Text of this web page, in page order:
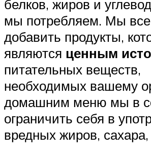
белков, жиров и
мы потребляем. Мы
добавить продукты,
являются ценным
питательных веществ,
необходимых вашему
домашним меню мы в
ограничить себя в
вредных жиров, сахара,